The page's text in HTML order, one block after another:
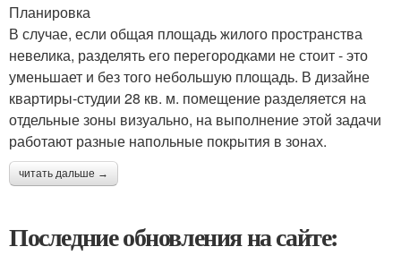
Планировка
В случае, если общая площадь жилого пространства
невелика, разделять его перегородками не стоит - это
уменьшает и без того небольшую площадь. В дизайне
квартиры-студии 28 кв. м. помещение разделяется на
отдельные зоны визуально, на выполнение этой задачи
работают разные напольные покрытия в зонах.
читать дальше →
Последние обновления на сайте: